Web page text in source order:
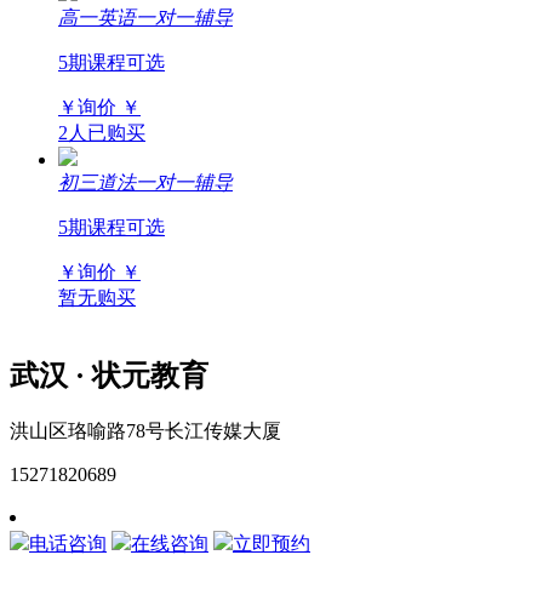
高一英语一对一辅导
5期课程可选
￥询价 ￥
2人已购买
初三道法一对一辅导
5期课程可选
￥询价 ￥
暂无购买
武汉 · 状元教育
洪山区珞喻路78号长江传媒大厦
15271820689
电话咨询
在线咨询 立即预约